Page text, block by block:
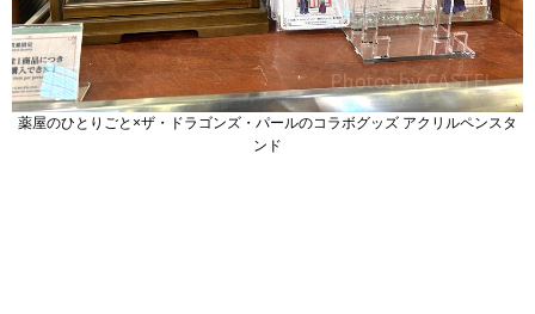
薬屋のひとりごと×ザ・ドラゴンズ・パールのコラボグッズ アクリルペンスタ
ンド